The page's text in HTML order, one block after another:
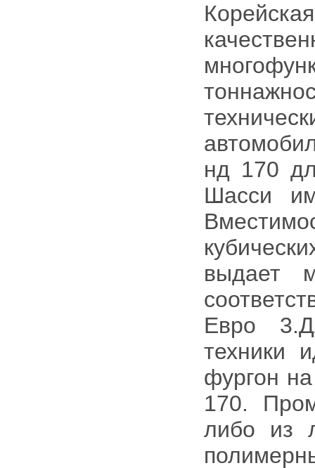
нд 170
Шасси
выдает
Евро
техники
фургон
170.
либо из